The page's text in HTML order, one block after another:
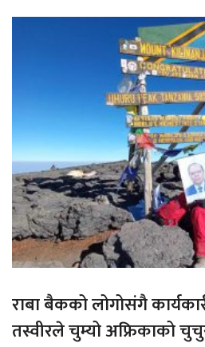
राबा बैकको लोगोसंगै
तस्वीरले चुम्यो अफ्रिकाको